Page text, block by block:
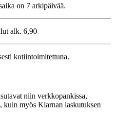
on 7 arkipäivää.
alk. 6,90
kotiintoimitettuna.
niin verkkopankissa,
myös Klarnan laskutuksen